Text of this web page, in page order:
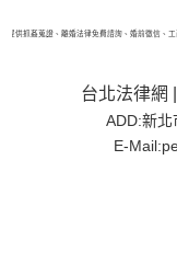
提供抓姦蒐證、離婚法律免費諮詢、婚前徵信、
台北法律網
ADD:新
E-Mail: